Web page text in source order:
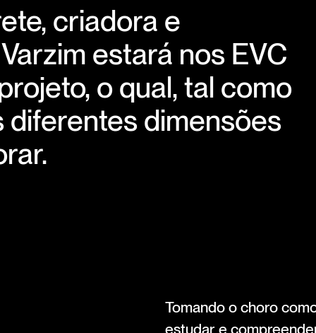
criadora e
estará nos EVC
o qual, tal como
diferentes dimensões
Tomando o choro
estudar e